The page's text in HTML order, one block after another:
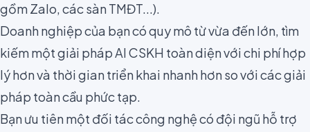
gồm Zalo, các sàn TMĐT...).
Doanh nghiệp của bạn có quy mô từ vừa đến lớn, tìm
kiếm một giải pháp AI CSKH toàn diện với chi phí hợp
lý hơn và thời gian triển khai nhanh hơn so với các giải
pháp toàn cầu phức tạp.
Bạn ưu tiên một đối tác công nghệ có đội ngũ hỗ trợ